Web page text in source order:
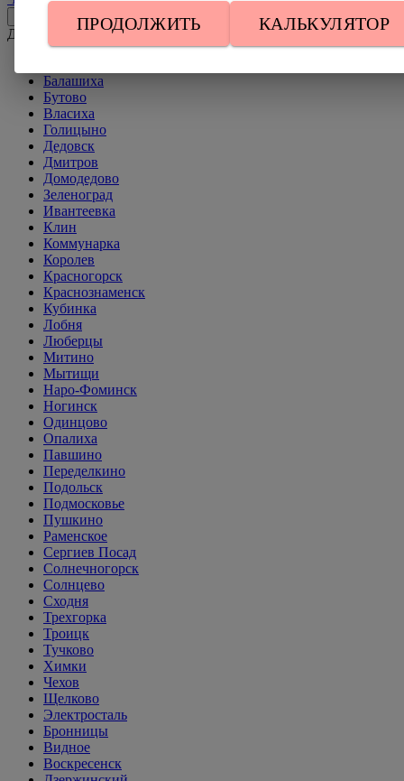
Посмотреть все
Другие города Московской области
Балашиха
Бутово
Власиха
Голицыно
Дедовск
Дмитров
Домодедово
Зеленоград
Ивантеевка
Клин
Коммунарка
Королев
Красногорск
Краснознаменск
Кубинка
Лобня
Люберцы
Митино
Мытищи
Наро-Фоминск
Ногинск
Одинцово
Опалиха
Павшино
Переделкино
Подольск
Подмосковье
Пушкино
Раменское
Сергиев Посад
Солнечногорск
Солнцево
Сходня
Трехгорка
Троицк
Тучково
Химки
Чехов
Щелково
Электросталь
Бронницы
Видное
Воскресенск
ПРОДОЛЖИТЬ КАЛЬКУЛЯТОР